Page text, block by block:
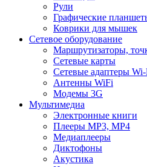
Рули
Графические
Коврики для мышек
Сетевое оборудование
Маршрутизаторы,
Сетевые карты
Сетевые адаптеры
Антенны WiFi
Модемы 3G
Мультимедиа
Электронные книги
Плееры MP3, MP4
Медиаплееры
Диктофоны
Акустика